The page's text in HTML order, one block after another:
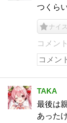
つくら
ナイス
コメン
TAKA
最後は
あった